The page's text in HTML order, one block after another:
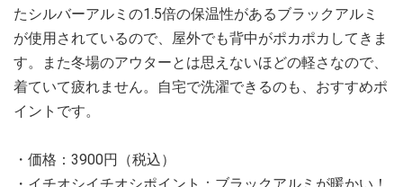
たシルバーアルミの1.5倍の保温性があるブラックアルミ
が使用されているので、屋外でも背中がポカポカしてきま
す。また冬場のアウターとは思えないほどの軽さなので、
着ていて疲れません。自宅で洗濯できるのも、おすすめポ
イントです。
・価格：3900円（税込）